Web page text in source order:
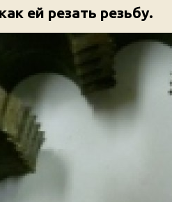
ей резать резьбу.